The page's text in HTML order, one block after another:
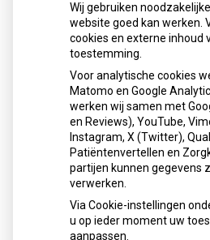
U heeft geen
externe inhouddie
zien.
Cookie-
Wij gebruiken
website goed kan werken.
cookies en externe inhoud
toestemming.
Voor analytische cookies
Matomo en Google
werken wij samen met
en Reviews), YouTube,
Instagram, X (Twitter),
Patiëntenvertellen en
partijen kunnen gegevens
verwerken.
Via Cookie-instellingen
u op ieder moment uw
aanpassen.